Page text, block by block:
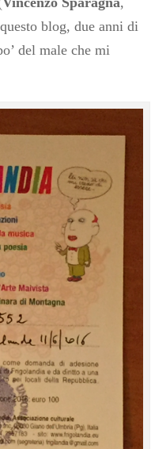
blog, due anni di
del male che mi